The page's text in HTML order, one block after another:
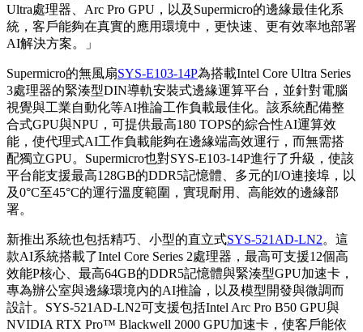
Ultra處理器、Arc Pro GPU，以及Supermicro的邊緣最佳化系
統，客戶能夠在真實的應用環境中，更快速、更有效率地部署
AI解決方案。」
Supermicro的無風扇SYS-E103-14P為搭載Intel Core Ultra Series
3處理器的緊湊型DIN導軌安裝式邊緣運算平台，並針對電腦
視覺與工業自動化等AI推論工作負載最佳化。該系統配備整
合式GPU與NPU，可提供最高180 TOPS的綜合性AI運算效
能，使代理式AI工作負載能夠在邊緣端高效運行，而無需搭
配獨立GPU。Supermicro也對SYS-E103-14P進行了升級，使該
平台能支援最高128GB的DDR5記憶體、多元的I/O連接埠，以
及0°C至45°C的運行溫度範圍，實現耐用、高能效的邊緣部
署。
新推出系統也包括精巧、小型的直立式SYS-521AD-LN2。這
款AI系統搭載了Intel Core Series 2處理器，最高可支援12個高
效能P核心、最高64GB的DDR5記憶體與緊湊型GPU加速卡，
專為辦公室與邊緣環境內的AI推論，以及模型開發與微調而
設計。SYS-521AD-LN2可支援包括Intel Arc Pro B50 GPU與
NVIDIA RTX Pro™ Blackwell 2000 GPU加速卡，使客戶能依